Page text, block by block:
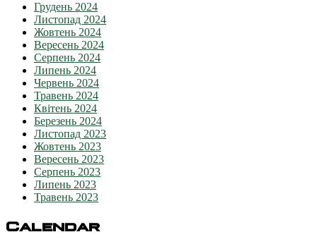
Грудень 2024
Листопад 2024
Жовтень 2024
Вересень 2024
Серпень 2024
Липень 2024
Червень 2024
Травень 2024
Квітень 2024
Березень 2024
Листопад 2023
Жовтень 2023
Вересень 2023
Серпень 2023
Липень 2023
Травень 2023
Calendar